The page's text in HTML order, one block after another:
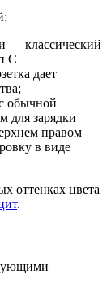
— классический
C
дает
обычной
для зарядки
правом
в виде
оттенках цвета
.